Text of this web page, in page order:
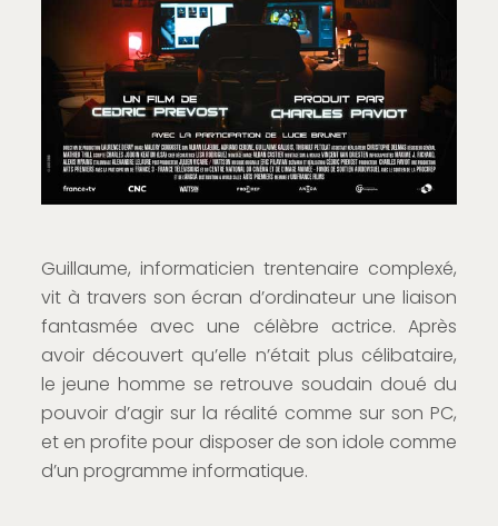
Guillaume, informaticien trentenaire complexé,
vit à travers son écran d’ordinateur une liaison
fantasmée avec une célèbre actrice. Après
avoir découvert qu’elle n’était plus célibataire,
le jeune homme se retrouve soudain doué du
pouvoir d’agir sur la réalité comme sur son PC,
et en profite pour disposer de son idole comme
d’un programme informatique.